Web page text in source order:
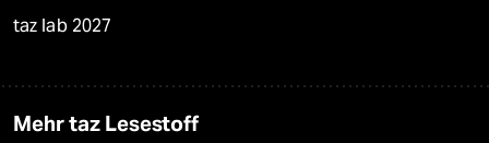
taz lab 2027
Mehr taz Lesestoff